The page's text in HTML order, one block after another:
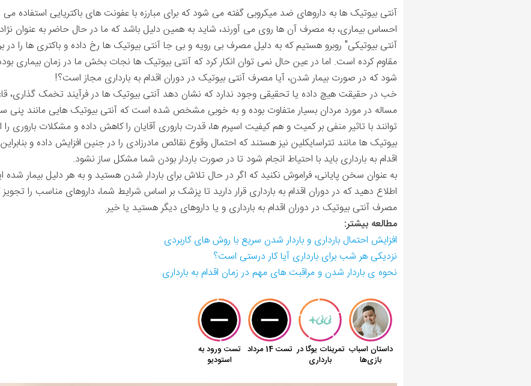
آنتی بیوتیک ها به داروهای ضد میکروبی گفته می شود که برای مبارزه با عفونت های باکتریایی استفاده
احساس بیماری، به مصرف آن ها روی می آورند، شاید به همین دلیل باشد که ما در حال حاضر به عنوان نژاد
آنتی بیوتیکی" روبرو هستیم که به دلیل مصرف بی رویه و بی جا آنتی بیوتیک ها رخ داده و باکتری ها را در
مقاوم کرده است. اما در عین حال نمی توان انکار کرد که آنتی بیوتیک ها نجات بخش ما در زمان بیماری
شود که در صورت بیمار شدن، آیا مصرف آنتی بیوتیک در دوران اقدام به بارداری مجاز است؟!
خب در حقیقت هیچ داده یا تحقیقی وجود ندارد که نشان دهد آنتی بیوتیک ها در فرآیند تخمک گذاری،
مساله در مورد مردان بسیار متفاوت بوده و به خوبی مشخص شده است که آنتی بیوتیک هایی مانند پنی
توانند با تاثیر منفی بر کمیت و هم کیفیت اسپرم ها، قدرت باروری آقایان را کاهش داده و مشکلات باروری
بیوتیک ها مانند تتراسایکلین نیز هستند که احتمال وقوع نقائص مادرزادی را در جنین افزایش داده و
اقدام به بارداری باید با احتیاط انجام شود تا در صورت باردار بودن شما مشکل ساز نشود.
به عنوان سخن پایانی، فراموش نکنید که اگر در حال تلاش برای باردار شدن هستید و به هر دلیل بیمار
اطلاع دهید که در دوران اقدام به بارداری قرار دارید تا پزشک بر اساس شرایط شما، داروهای مناسب را
مصرف آنتی بیوتیک در دوران اقدام به بارداری و یا داروهای دیگر هستید یا خیر.
مطالعه بیشتر:
افزایش احتمال بارداری و باردار شدن سریع با روش های کاربردی
نزدیکی هر شب برای بارداری آیا کار درستی است؟
نحوه ی باردار شدن و مراقبت های مهم در زمان اقدام به بارداری